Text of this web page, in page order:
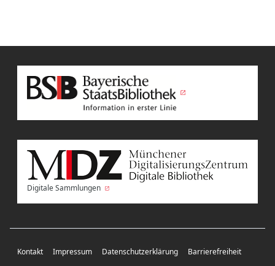
Digitale Sammlungen
Kontakt Impressum Datenschutzerklärung Barrierefreiheit